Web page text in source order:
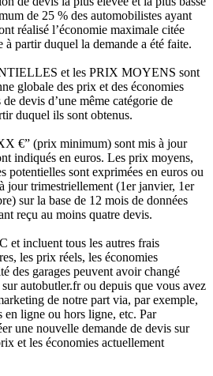
de 25 % des automobilistes ayant
réalisé l’économie maximale citée
à partir duquel la demande a été faite.
et les PRIX MOYENS sont
globale des prix et des économies
devis d’une même catégorie de
duquel ils sont obtenus.
€” (prix minimum) sont mis à jour
indiqués en euros. Les prix moyens,
potentielles sont exprimées en euros ou
jour trimestriellement (1er janvier, 1er
sur la base de 12 mois de données
reçu au moins quatre devis.
et incluent tous les autres frais
les prix réels, les économies
des garages peuvent avoir changé
autobutler.fr ou depuis que vous avez
de notre part via, par exemple,
en ligne ou hors ligne, etc. Par
une nouvelle demande de devis sur
et les économies actuellement